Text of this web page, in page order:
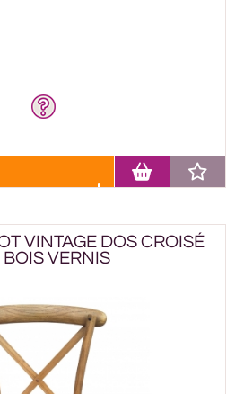
VINTAGE DOS CROISÉ
BOIS VERNIS